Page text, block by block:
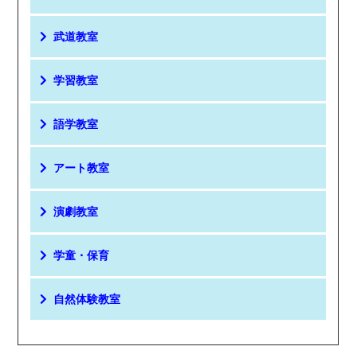
武道教室
学習教室
語学教室
アート教室
演劇教室
学童・保育
自然体験教室